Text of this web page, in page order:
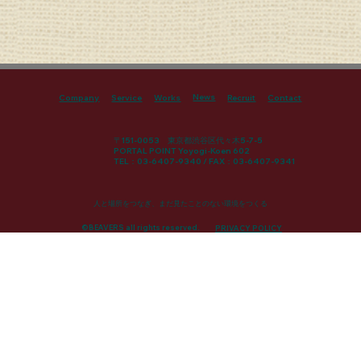
人と場所をつなぎ、まだ見たことのない環境をつくる
Contact
Recruit
News
Works
Service
Company
©BEAVERS all rights reserved. PRIVACY POLICY
〒151-0053 東京都渋谷区代々木5-7-5
PORTAL POINT Yoyogi-Koen 602
TEL：03-6407-9340 / FAX：03-6407-9341